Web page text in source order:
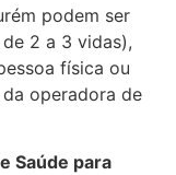
podem ser
2 a 3 vidas),
física ou
operadora de
Saúde para